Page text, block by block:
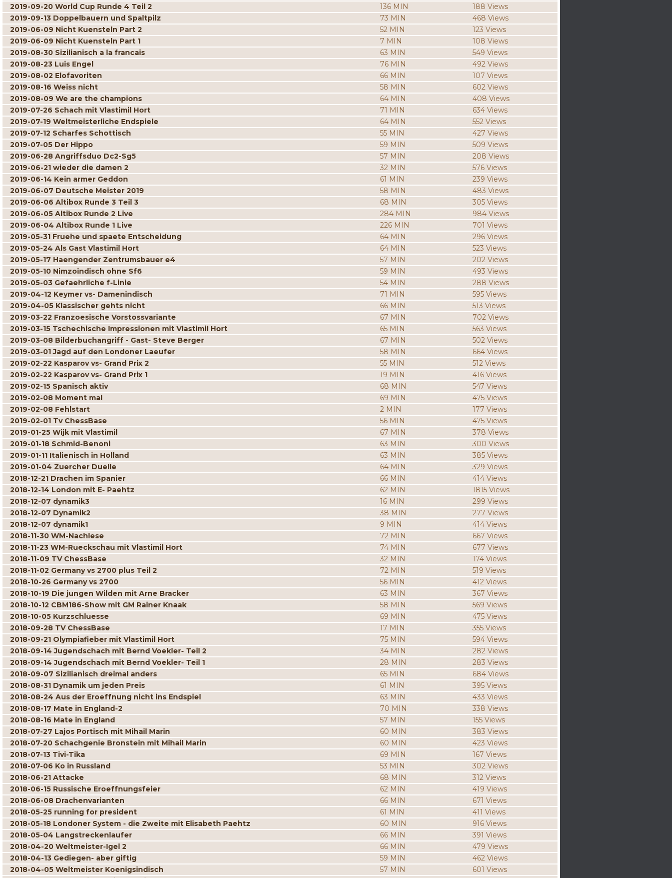
2019-09-20 World Cup Runde 4 Teil 2
136 MIN
188 Views
2019-09-13 Doppelbauern und Spaltpilz
73 MIN
468 Views
2019-06-09 Nicht Kuensteln Part 2
52 MIN
123 Views
2019-06-09 Nicht Kuensteln Part 1
7 MIN
108 Views
2019-08-30 Sizilianisch a la francais
63 MIN
549 Views
2019-08-23 Luis Engel
76 MIN
492 Views
2019-08-02 Elofavoriten
66 MIN
107 Views
2019-08-16 Weiss nicht
58 MIN
602 Views
2019-08-09 We are the champions
64 MIN
408 Views
2019-07-26 Schach mit Vlastimil Hort
71 MIN
634 Views
2019-07-19 Weltmeisterliche Endspiele
64 MIN
552 Views
2019-07-12 Scharfes Schottisch
55 MIN
427 Views
2019-07-05 Der Hippo
59 MIN
509 Views
2019-06-28 Angriffsduo Dc2-Sg5
57 MIN
208 Views
2019-06-21 wieder die damen 2
32 MIN
576 Views
2019-06-14 Kein armer Geddon
61 MIN
239 Views
2019-06-07 Deutsche Meister 2019
58 MIN
483 Views
2019-06-06 Altibox Runde 3 Teil 3
68 MIN
305 Views
2019-06-05 Altibox Runde 2 Live
284 MIN
984 Views
2019-06-04 Altibox Runde 1 Live
226 MIN
701 Views
2019-05-31 Fruehe und spaete Entscheidung
64 MIN
296 Views
2019-05-24 Als Gast Vlastimil Hort
64 MIN
523 Views
2019-05-17 Haengender Zentrumsbauer e4
57 MIN
202 Views
2019-05-10 Nimzoindisch ohne Sf6
59 MIN
493 Views
2019-05-03 Gefaehrliche f-Linie
54 MIN
288 Views
2019-04-12 Keymer vs- Damenindisch
71 MIN
595 Views
2019-04-05 Klassischer gehts nicht
66 MIN
513 Views
2019-03-22 Franzoesische Vorstossvariante
67 MIN
702 Views
2019-03-15 Tschechische Impressionen mit Vlastimil Hort
65 MIN
563 Views
2019-03-08 Bilderbuchangriff - Gast- Steve Berger
67 MIN
502 Views
2019-03-01 Jagd auf den Londoner Laeufer
58 MIN
664 Views
2019-02-22 Kasparov vs- Grand Prix 2
55 MIN
512 Views
2019-02-22 Kasparov vs- Grand Prix 1
19 MIN
416 Views
2019-02-15 Spanisch aktiv
68 MIN
547 Views
2019-02-08 Moment mal
69 MIN
475 Views
2019-02-08 Fehlstart
2 MIN
177 Views
2019-02-01 Tv ChessBase
56 MIN
475 Views
2019-01-25 Wijk mit Vlastimil
67 MIN
378 Views
2019-01-18 Schmid-Benoni
63 MIN
300 Views
2019-01-11 Italienisch in Holland
63 MIN
385 Views
2019-01-04 Zuercher Duelle
64 MIN
329 Views
2018-12-21 Drachen im Spanier
66 MIN
414 Views
2018-12-14 London mit E- Paehtz
62 MIN
1815 Views
2018-12-07 dynamik3
16 MIN
299 Views
2018-12-07 Dynamik2
38 MIN
277 Views
2018-12-07 dynamik1
9 MIN
414 Views
2018-11-30 WM-Nachlese
72 MIN
667 Views
2018-11-23 WM-Rueckschau mit Vlastimil Hort
74 MIN
677 Views
2018-11-09 TV ChessBase
32 MIN
174 Views
2018-11-02 Germany vs 2700 plus Teil 2
72 MIN
519 Views
2018-10-26 Germany vs 2700
56 MIN
412 Views
2018-10-19 Die jungen Wilden mit Arne Bracker
63 MIN
367 Views
2018-10-12 CBM186-Show mit GM Rainer Knaak
58 MIN
569 Views
2018-10-05 Kurzschluesse
69 MIN
475 Views
2018-09-28 TV ChessBase
17 MIN
355 Views
2018-09-21 Olympiafieber mit Vlastimil Hort
75 MIN
594 Views
2018-09-14 Jugendschach mit Bernd Voekler- Teil 2
34 MIN
282 Views
2018-09-14 Jugendschach mit Bernd Voekler- Teil 1
28 MIN
283 Views
2018-09-07 Sizilianisch dreimal anders
65 MIN
684 Views
2018-08-31 Dynamik um jeden Preis
61 MIN
395 Views
2018-08-24 Aus der Eroeffnung nicht ins Endspiel
63 MIN
433 Views
2018-08-17 Mate in England-2
70 MIN
338 Views
2018-08-16 Mate in England
57 MIN
155 Views
2018-07-27 Lajos Portisch mit Mihail Marin
60 MIN
383 Views
2018-07-20 Schachgenie Bronstein mit Mihail Marin
60 MIN
423 Views
2018-07-13 Tivi-Tika
69 MIN
167 Views
2018-07-06 Ko in Russland
53 MIN
302 Views
2018-06-21 Attacke
68 MIN
312 Views
2018-06-15 Russische Eroeffnungsfeier
62 MIN
419 Views
2018-06-08 Drachenvarianten
66 MIN
671 Views
2018-05-25 running for president
61 MIN
411 Views
2018-05-18 Londoner System - die Zweite mit Elisabeth Paehtz
60 MIN
916 Views
2018-05-04 Langstreckenlaufer
66 MIN
391 Views
2018-04-20 Weltmeister-Igel 2
66 MIN
479 Views
2018-04-13 Gediegen- aber giftig
59 MIN
462 Views
2018-04-05 Weltmeister Koenigsindisch
57 MIN
601 Views